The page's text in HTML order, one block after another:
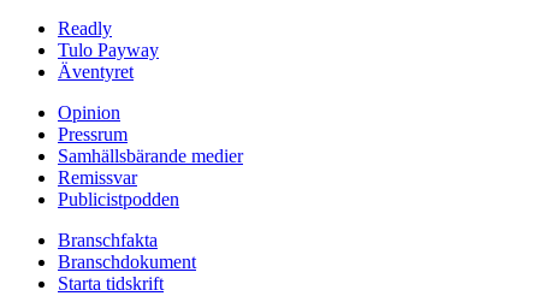
Readly
Tulo Payway
Äventyret
Opinion
Pressrum
Samhällsbärande medier
Remissvar
Publicistpodden
Branschfakta
Branschdokument
Starta tidskrift